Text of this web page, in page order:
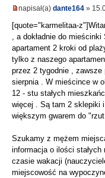
napisał(a) dante164 »
[quote="karmelitaa-
, a dokładnie do
apartament 2 kroki od
tylko z naszego
przez 2 tygodnie ,
sierpnia . W mieścince w
12 - stu stałych
więcej . Są tam 2 sklepiki
większym gwarem do
Szukamy z mężem
informacja o ilości
czasie wakacji
miejscowość na